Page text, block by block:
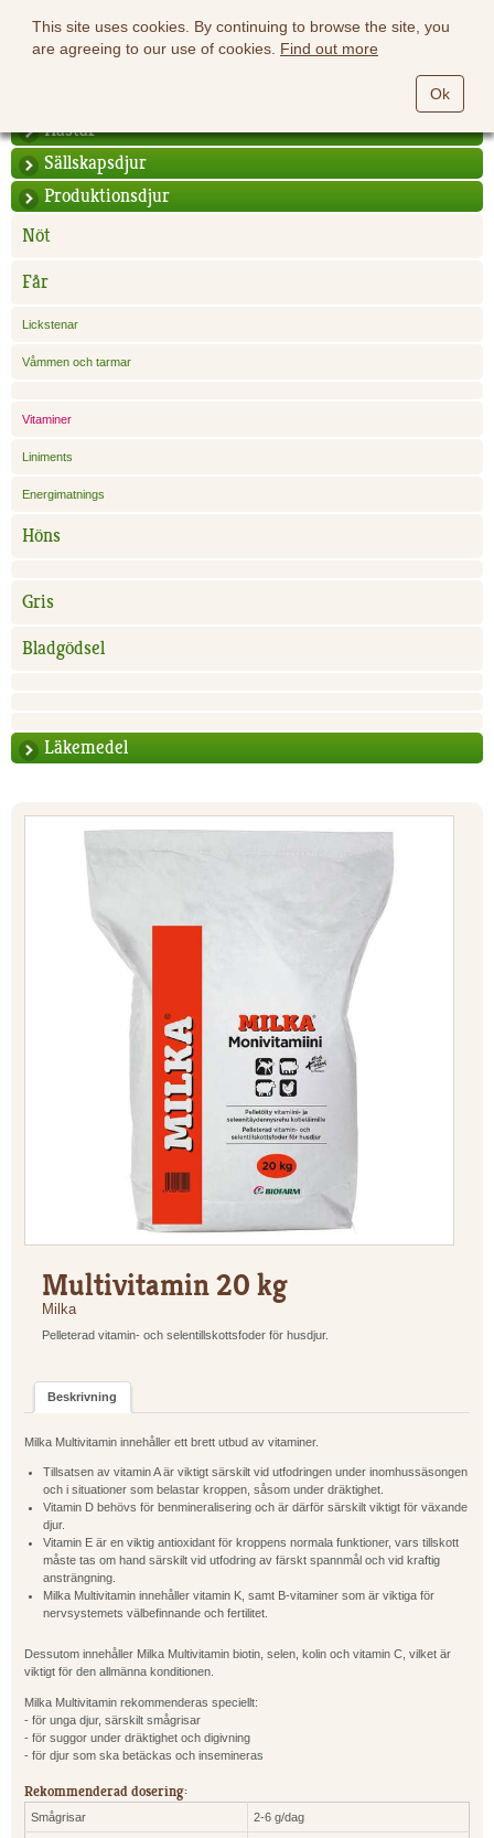
This site uses cookies. By continuing to browse the site, you
are agreeing to our use of cookies. Find out more
Ok
Hästar
Sällskapsdjur
Produktionsdjur
Nöt
Får
Lickstenar
Våmmen och tarmar
Vitaminer
Liniments
Energimatnings
Höns
Gris
Bladgödsel
Läkemedel
Multivitamin 20 kg
Milka
Pelleterad vitamin- och selentillskottsfoder för husdjur.
Beskrivning
Milka Multivitamin innehåller ett brett utbud av vitaminer.
Tillsatsen av vitamin A är viktigt särskilt vid utfodringen under inomhussäsongen
och i situationer som belastar kroppen, såsom under dräktighet.
Vitamin D behövs för benmineralisering och är därför särskilt viktigt för växande
djur.
Vitamin E är en viktig antioxidant för kroppens normala funktioner, vars tillskott
måste tas om hand särskilt vid utfodring av färskt spannmål och vid kraftig
ansträngning.
Milka Multivitamin innehåller vitamin K, samt B-vitaminer som är viktiga för
nervsystemets välbefinnande och fertilitet.
Dessutom innehåller Milka Multivitamin biotin, selen, kolin och vitamin C, vilket är
viktigt för den allmänna konditionen.
Milka Multivitamin rekommenderas speciellt:
- för unga djur, särskilt smågrisar
- för suggor under dräktighet och digivning
- för djur som ska betäckas och insemineras
Rekommenderad dosering:
Smågrisar 2-6 g/dag